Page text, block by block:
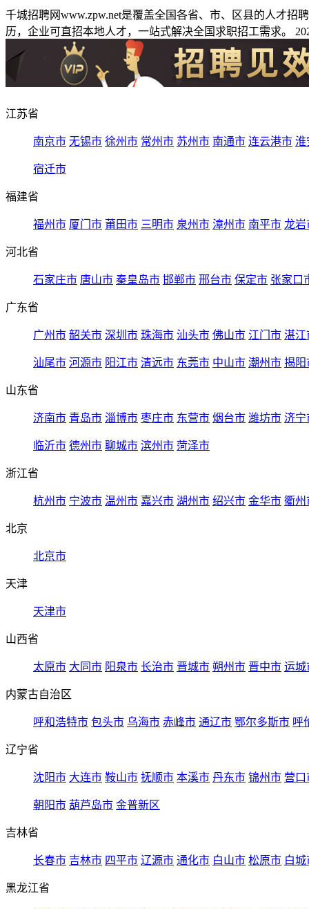
千城招聘网www.zpw.net是覆盖全国各省、市、区县的人才
历，企业可直招本地人才，一站式解决全国求职招工需求。
江苏省
南京市 无锡市 徐州市 常州市 苏州市 南通市 连云港市 淮
宿迁市
福建省
福州市 厦门市 莆田市 三明市 泉州市 漳州市 南平市 龙岩
河北省
石家庄市 唐山市 秦皇岛市 邯郸市 邢台市 保定市 张家口
广东省
广州市 韶关市 深圳市 珠海市 汕头市 佛山市 江门市 湛江
汕尾市 河源市 阳江市 清远市 东莞市 中山市 潮州市 揭阳
山东省
济南市 青岛市 淄博市 枣庄市 东营市 烟台市 潍坊市 济宁
临沂市 德州市 聊城市 滨州市 菏泽市
浙江省
杭州市 宁波市 温州市 嘉兴市 湖州市 绍兴市 金华市 衢州
北京
北京市
天津
天津市
山西省
太原市 大同市 阳泉市 长治市 晋城市 朔州市 晋中市 运城
内蒙古自治区
呼和浩特市 包头市 乌海市 赤峰市 通辽市 鄂尔多斯市 呼
辽宁省
沈阳市 大连市 鞍山市 抚顺市 本溪市 丹东市 锦州市 营口
朝阳市 葫芦岛市 金普新区
吉林省
长春市 吉林市 四平市 辽源市 通化市 白山市 松原市 白城
黑龙江省